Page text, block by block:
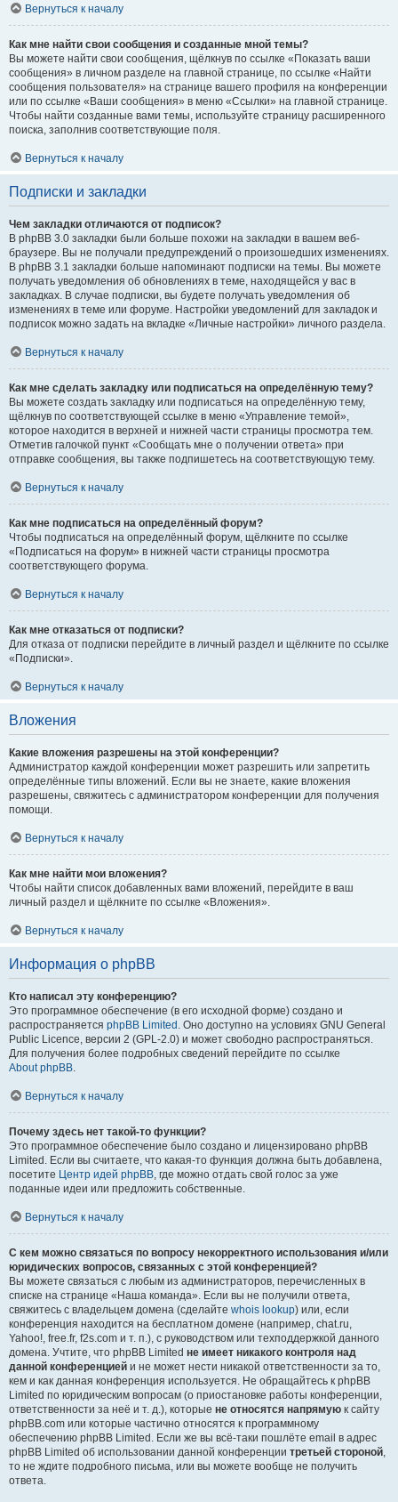
Вернуться к началу
Как мне найти свои сообщения и созданные мной темы?
Вы можете найти свои сообщения, щёлкнув по ссылке «Показать ваши
сообщения» в личном разделе на главной странице, по ссылке «Найти
сообщения пользователя» на странице вашего профиля на конференции
или по ссылке «Ваши сообщения» в меню «Ссылки» на главной странице.
Чтобы найти созданные вами темы, используйте страницу расширенного
поиска, заполнив соответствующие поля.
Вернуться к началу
Подписки и закладки
Чем закладки отличаются от подписок?
В phpBB 3.0 закладки были больше похожи на закладки в вашем веб-
браузере. Вы не получали предупреждений о произошедших изменениях.
В phpBB 3.1 закладки больше напоминают подписки на темы. Вы можете
получать уведомления об обновлениях в теме, находящейся у вас в
закладках. В случае подписки, вы будете получать уведомления об
изменениях в теме или форуме. Настройки уведомлений для закладок и
подписок можно задать на вкладке «Личные настройки» личного раздела.
Вернуться к началу
Как мне сделать закладку или подписаться на определённую тему?
Вы можете создать закладку или подписаться на определённую тему,
щёлкнув по соответствующей ссылке в меню «Управление темой»,
которое находится в верхней и нижней части страницы просмотра тем.
Отметив галочкой пункт «Сообщать мне о получении ответа» при
отправке сообщения, вы также подпишетесь на соответствующую тему.
Вернуться к началу
Как мне подписаться на определённый форум?
Чтобы подписаться на определённый форум, щёлкните по ссылке
«Подписаться на форум» в нижней части страницы просмотра
соответствующего форума.
Вернуться к началу
Как мне отказаться от подписки?
Для отказа от подписки перейдите в личный раздел и щёлкните по ссылке
«Подписки».
Вернуться к началу
Вложения
Какие вложения разрешены на этой конференции?
Администратор каждой конференции может разрешить или запретить
определённые типы вложений. Если вы не знаете, какие вложения
разрешены, свяжитесь с администратором конференции для получения
помощи.
Вернуться к началу
Как мне найти мои вложения?
Чтобы найти список добавленных вами вложений, перейдите в ваш
личный раздел и щёлкните по ссылке «Вложения».
Вернуться к началу
Информация о phpBB
Кто написал эту конференцию?
Это программное обеспечение (в его исходной форме) создано и
распространяется phpBB Limited . Оно доступно на условиях GNU General
Public Licence, версии 2 (GPL-2.0) и может свободно распространяться.
Для получения более подробных сведений перейдите по ссылке
About phpBB.
Вернуться к началу
Почему здесь нет такой-то функции?
Это программное обеспечение было создано и лицензировано phpBB
Limited. Если вы считаете, что какая-то функция должна быть добавлена,
посетите Центр идей phpBB, где можно отдать свой голос за уже
поданные идеи или предложить собственные.
Вернуться к началу
С кем можно связаться по вопросу некорректного использования и/или
юридических вопросов, связанных с этой конференцией?
Вы можете связаться с любым из администраторов, перечисленных в
списке на странице «Наша команда». Если вы не получили ответа,
свяжитесь с владельцем домена (сделайте whois lookup) или, если
конференция находится на бесплатном домене (например, chat.ru,
Yahoo!, free.fr, f2s.com и т. п.), с руководством или техподдержкой данного
домена. Учтите, что phpBB Limited не имеет никакого контроля над
данной конференцией и не может нести никакой ответственности за то,
кем и как данная конференция используется. Не обращайтесь к phpBB
Limited по юридическим вопросам (о приостановке работы конференции,
ответственности за неё и т. д.), которые не относятся напрямую к сайту
phpBB.com или которые частично относятся к программному
обеспечению phpBB Limited. Если же вы всё-таки пошлёте email в адрес
phpBB Limited об использовании данной конференции третьей стороной,
то не ждите подробного письма, или вы можете вообще не получить
ответа.